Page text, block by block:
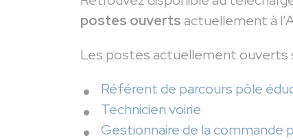
postes ouvertsactuellement à
Les postes actuellement ouverts
Référent de parcours pôle
Technicien voirie
Gestionnaire de la commande